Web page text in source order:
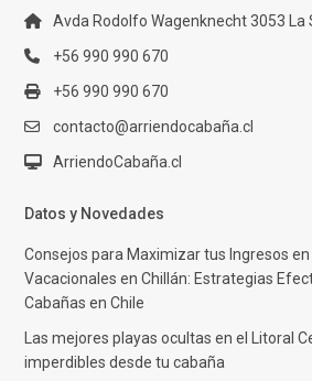
Avda Rodolfo Wagenknecht 3053 La
+56 990 990 670
+56 990 990 670
contacto@arriendocabaña.cl
ArriendoCabaña.cl
Datos y Novedades
Consejos para Maximizar tus Ingresos
Vacacionales en Chillán: Estrategias
Cabañas en Chile
Las mejores playas ocultas en el Litoral
imperdibles desde tu cabaña